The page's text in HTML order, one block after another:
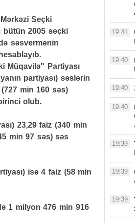
Seçki
bütün 2005 seçki
səsvermənin
Müqavilə" Partiyası
partiyası) səslərin
min 160 səs)
olub.
23,29 faiz (340 min
min 97 səs) səs
isə 4 faiz (58 min
1 milyon 476 min 916
19:41
19:40
19:40
19:40
19:39
19:39
19:39